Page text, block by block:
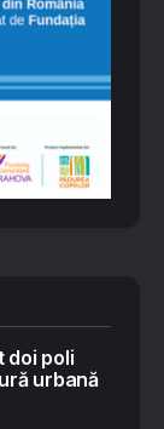
doi poli
urbană